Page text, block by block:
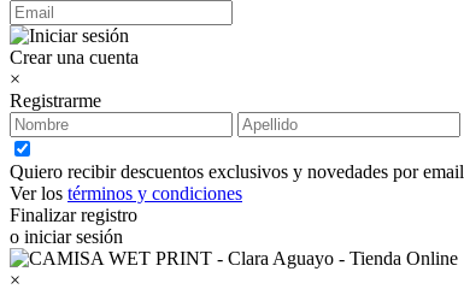
Crear una cuenta
×
Registrarme
Quiero recibir descuentos exclusivos y novedades por email
Ver los términos y condiciones
Finalizar registro
o iniciar sesión
×